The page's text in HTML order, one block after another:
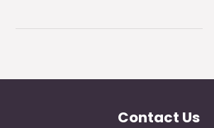
Contact Us